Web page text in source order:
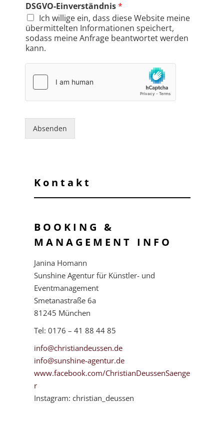
DSGVO-Einverständnis*
Ich willige ein, dass diese Website meine
übermittelten Informationen speichert,
sodass meine Anfrage beantwortet werden
kann.
Absenden
Kontakt
BOOKING &
MANAGEMENT INFO
Janina Homann
Sunshine Agentur für Künstler- und
Eventmanagement
Smetanastraße 6a
81245 München
Tel: 0176 – 41 88 44 85
info@christiandeussen.de
info@sunshine-agentur.de
www.facebook.com/ChristianDeussenSaenge
r
Instagram: christian_deussen